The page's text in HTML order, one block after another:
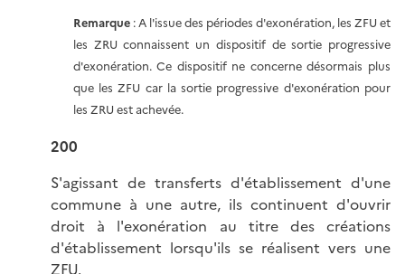
Remarque: A l'issue des périodes d'exonération, les ZFU et
les ZRU connaissent un dispositif de sortie progressive
d'exonération. Ce dispositif ne concerne désormais plus
que les ZFU car la sortie progressive d'exonération pour
les ZRU est achevée.
200
S'agissant de transferts d'établissement d'une
commune à une autre, ils continuent d'ouvrir
droit à l'exonération au titre des créations
d'établissement lorsqu'ils se réalisent vers une
ZFU.